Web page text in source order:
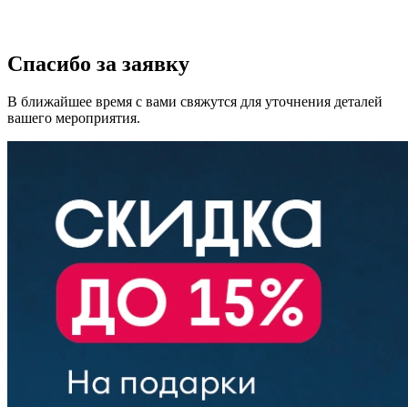
Спасибо за заявку
В ближайшее время с вами свяжутся для уточнения деталей
вашего мероприятия.